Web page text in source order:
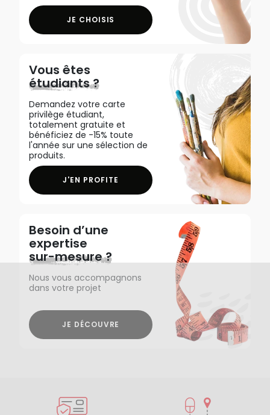
JE CHOISIS
Vous êtes
étudiants ?
Demandez votre carte
privilège étudiant,
totalement gratuite et
bénéficiez de -15% toute
l'année sur une sélection de
produits.
J'EN PROFITE
Besoin d’une
expertise
sur-mesure ?
Nous vous accompagnons
dans votre projet
JE DÉCOUVRE